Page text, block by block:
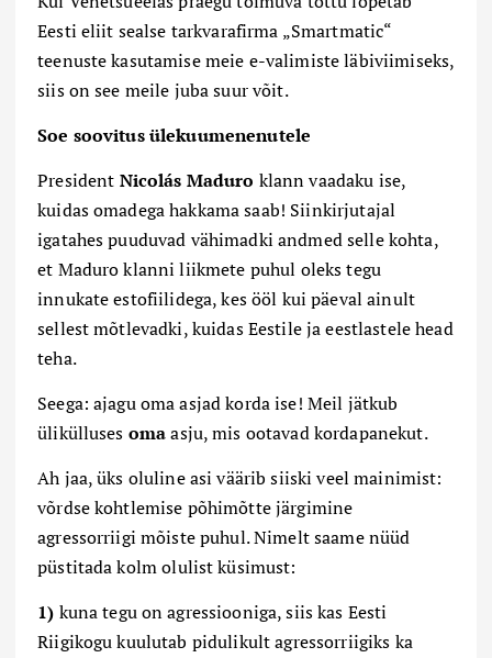
Eesti eliit sealse tarkvarafirma „Smartmatic“
teenuste kasutamise meie e-valimiste läbiviimiseks,
siis on see meile juba suur võit.
Soe soovitus ülekuumenenutele
President Nicolás Maduro klann vaadaku ise,
kuidas omadega hakkama saab! Siinkirjutajal
igatahes puuduvad vähimadki andmed selle kohta,
et Maduro klanni liikmete puhul oleks tegu
innukate estofiilidega, kes ööl kui päeval ainult
sellest mõtlevadki, kuidas Eestile ja eestlastele head
teha.
Seega: ajagu oma asjad korda ise! Meil jätkub
ülikülluses omaasju, mis ootavad kordapanekut.
Ah jaa, üks oluline asi väärib siiski veel mainimist:
võrdse kohtlemise põhimõtte järgimine
agressorriigi mõiste puhul. Nimelt saame nüüd
püstitada kolmolulist küsimust:
1) kuna tegu on agressiooniga, siis kas Eesti
Riigikogu kuulutab pidulikult agressorriigiks ka